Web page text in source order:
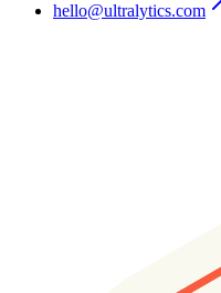
hello@ultralytics.com